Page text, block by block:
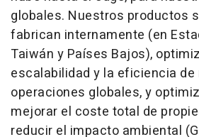
globales. Nuestros productos
fabrican internamente (en
Taiwán y Países Bajos),
escalabilidad y la eficiencia
operaciones globales, y
mejorar el coste total de
reducir el impacto ambiental